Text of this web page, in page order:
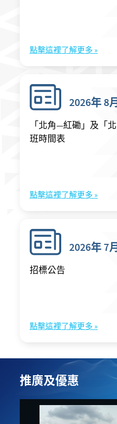
點擊這裡了解更多 »
2026年 8
「北角—紅磡」及「
班時間表
點擊這裡了解更多 »
2026年 7
招標公告
點擊這裡了解更多 »
推廣及優惠